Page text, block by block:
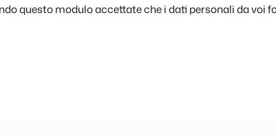
questo modulo accettate che i dati personali da voi